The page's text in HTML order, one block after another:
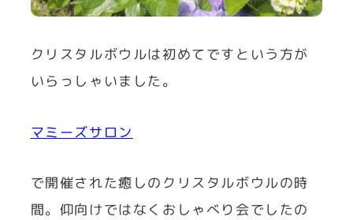
クリスタルボウルは初めてですという方が
いらっしゃいました。
マミーズサロン
で開催された癒しのクリスタルボウルの時
間。仰向けではなくおしゃべり会でしたの